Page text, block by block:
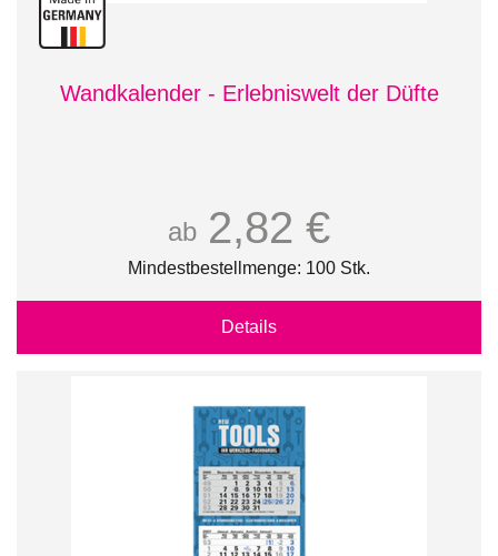
Wandkalender - Erlebniswelt der Düfte
ab 2,82 €
Mindestbestellmenge: 100 Stk.
Details